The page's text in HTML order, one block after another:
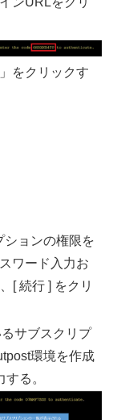
をクリックす
ションの権限を
ワード入力お
[ 続行 ] をクリ
サブスクリプ
環境を作成
る。